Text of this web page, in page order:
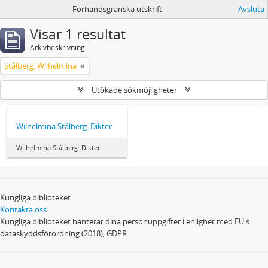
Förhandsgranska utskrift Avsluta
Visar 1 resultat
Arkivbeskrivning
Stålberg, Wilhelmina
Utökade sökmöjligheter
Wilhelmina Stålberg: Dikter
Wilhelmina Stålberg: Dikter
Kungliga biblioteket
Kontakta oss
Kungliga biblioteket hanterar dina personuppgifter i enlighet med EU:s
dataskyddsförordning (2018), GDPR.